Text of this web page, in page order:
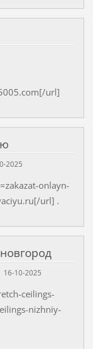
url]
2025
onlayn-
url] .
16-10-2025
ceilings-
nizhniy-